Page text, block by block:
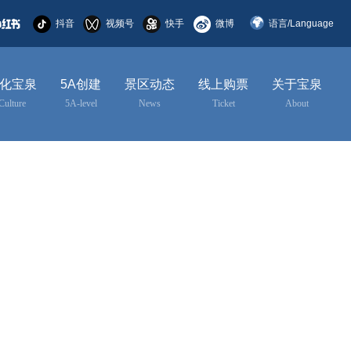
语言/Language
English
抖音 视频号 快手 微博
宝泉 5A创建
5A-level
景区动态
News
线上购票
Ticket
关于宝泉
About